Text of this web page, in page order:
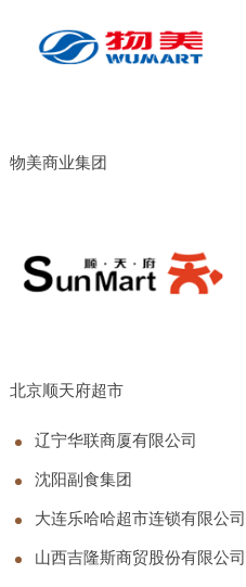
物美商业集团
北京顺天府超市
辽宁华联商厦有限公司
沈阳副食集团
大连乐哈哈超市连锁有限公司
山西吉隆斯商贸股份有限公司